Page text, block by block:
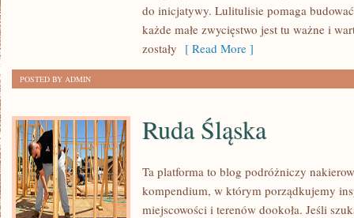
do inicjatywy. Lulitulisie pomaga
każde małe zwycięstwo jest tu ważne i
zostały [ Read More ]
POSTED BY ADMIN
Ruda Śląska
Ta platforma to blog podróżniczy
kompendium, w którym porządkujemy
miejscowości i terenów dookoła. Jeśli